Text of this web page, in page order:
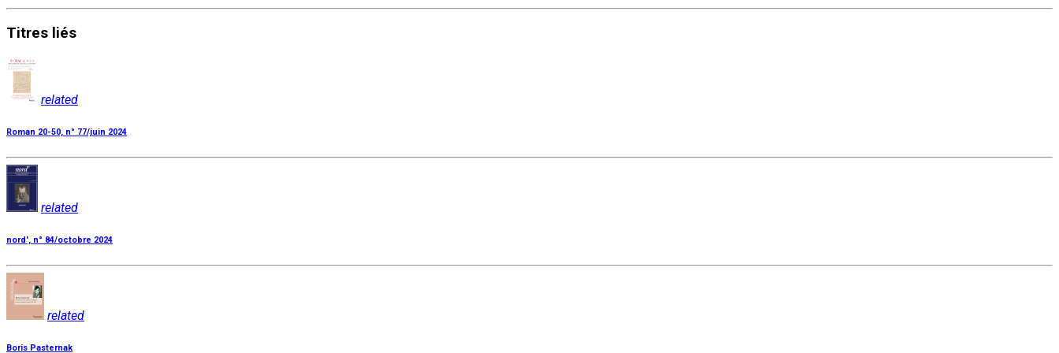
Titres liés
related
Roman 20-50, n° 77/juin 2024
related
nord', n° 84/octobre 2024
related
Boris Pasternak